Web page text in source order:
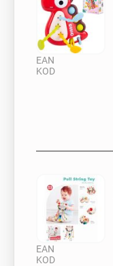
EAN
KOD
EAN
KOD